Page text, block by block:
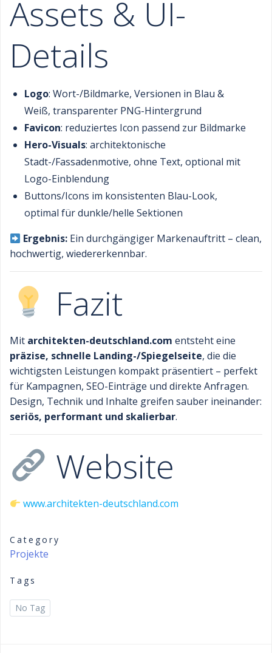
Assets & UI-
Details
Logo: Wort-/Bildmarke, Versionen in Blau &
Weiß, transparenter PNG-Hintergrund
Favicon: reduziertes Icon passend zur Bildmarke
Hero-Visuals: architektonische
Stadt-/Fassadenmotive, ohne Text, optional mit
Logo-Einblendung
Buttons/Icons im konsistenten Blau-Look,
optimal für dunkle/helle Sektionen
Ergebnis: Ein durchgängiger Markenauftritt – clean,
hochwertig, wiedererkennbar.
Fazit
Mit architekten-deutschland.com entsteht eine
präzise, schnelle Landing-/Spiegelseite, die die
wichtigsten Leistungen kompakt präsentiert – perfekt
für Kampagnen, SEO-Einträge und direkte Anfragen.
Design, Technik und Inhalte greifen sauber ineinander:
seriös, performant und skalierbar.
Website
www.architekten-deutschland.com
Category
Projekte
Tags
No Tag